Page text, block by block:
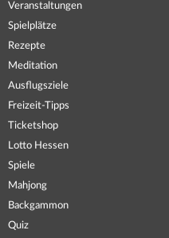
Veranstaltungen
Spielplätze
Rezepte
Meditation
Ausflugsziele
Freizeit-Tipps
Ticketshop
Lotto Hessen
Spiele
Mahjong
Backgammon
Quiz